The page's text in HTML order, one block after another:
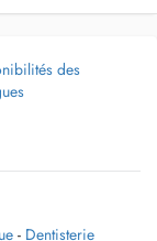
des
- Dentisterie